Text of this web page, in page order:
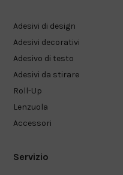
Adesivi di design
Adesivi decorativi
Adesivo di testo
Adesivi da stirare
Roll-Up
Lenzuola
Accessori
Servizio